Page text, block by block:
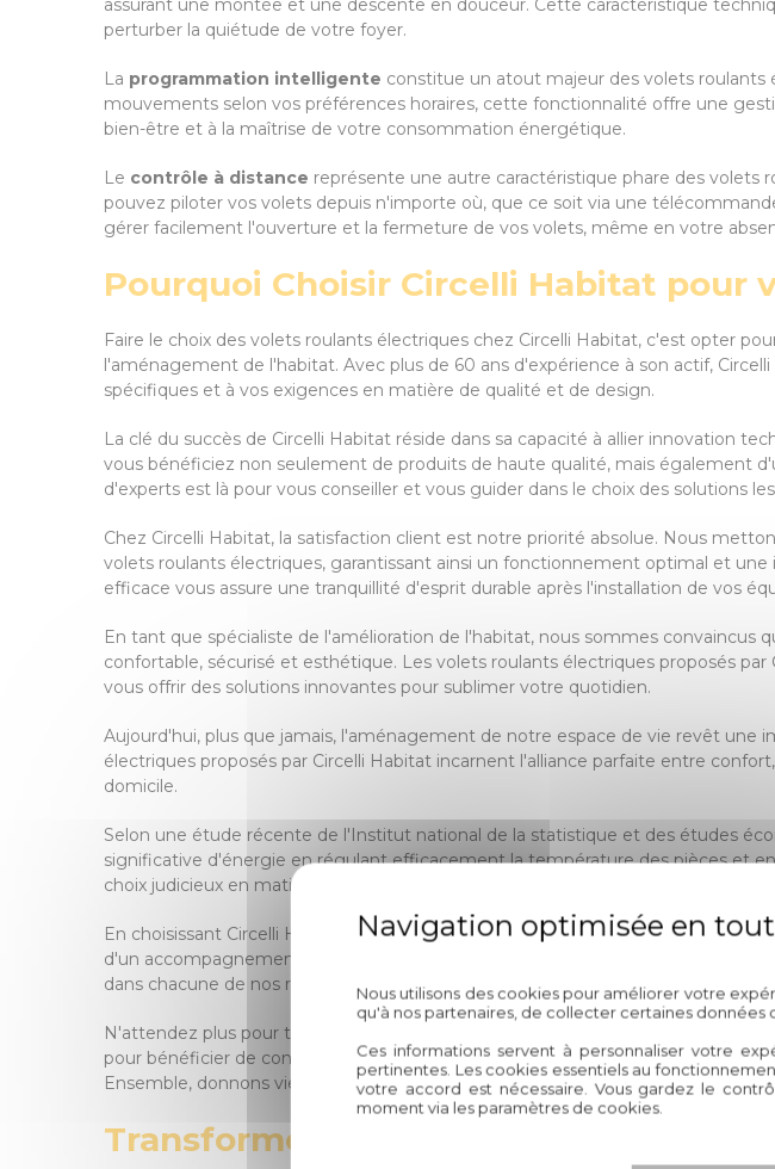
assurant une montée et une descente en douceur. Cette caractéristique
perturber la quiétude de votre foyer.
La programmation intelligente constitue un atout majeur des volets
mouvements selon vos préférences horaires, cette fonctionnalité offre une
bien-être et à la maîtrise de votre consommation énergétique.
Le contrôle à distance représente une autre caractéristique phare des volets
pouvez piloter vos volets depuis n'importe où, que ce soit via une
gérer facilement l'ouverture et la fermeture de vos volets, même en votre
Pourquoi Choisir Circelli Habitat pour
Faire le choix des volets roulants électriques chez Circelli Habitat, c'est opter
l'aménagement de l'habitat. Avec plus de 60 ans d'expérience à son actif,
spécifiques et à vos exigences en matière de qualité et de design.
La clé du succès de Circelli Habitat réside dans sa capacité à allier innovation
vous bénéficiez non seulement de produits de haute qualité, mais également
d'experts est là pour vous conseiller et vous guider dans le choix des solutions
Chez Circelli Habitat, la satisfaction client est notre priorité absolue. Nous
volets roulants électriques, garantissant ainsi un fonctionnement optimal et
efficace vous assure une tranquillité d'esprit durable après l'installation de vos
En tant que spécialiste de l'amélioration de l'habitat, nous sommes
confortable, sécurisé et esthétique. Les volets roulants électriques proposés
vous offrir des solutions innovantes pour sublimer votre quotidien.
Aujourd'hui, plus que jamais, l'aménagement de notre espace de vie revêt
électriques proposés par Circelli Habitat incarnent l'alliance parfaite entre
domicile.
Selon une étude récente de l'Institut national de la statistique et des études
significative d'énergie en régulant efficacement la température des pièces et
choix judicieux en matière d'aménagement peuvent avoir sur notre
En choisissant Circelli Habitat pour l'installation de vos volets roulants
d'un accompagnement personnalisé tout au long de votre projet. Notre
dans chacune de nos réalisations, visant à créer des intérieurs harmonieux et
N'attendez plus pour transformer votre lieu de vie en un espace où confort,
pour bénéficier de conseils avisés, d'une pose professionnelle et de solutions
Ensemble, donnons vie à vos projets d'aménagement et créons un cadre de
Transformez votre habitat dès
Nous utilisons des cookies pour améliorer votre
qu'à nos partenaires, de collecter certaines
Ces informations servent à personnaliser votre
pertinentes. Les cookies essentiels au
votre accord est nécessaire. Vous gardez le
moment via les paramètres de cookies.